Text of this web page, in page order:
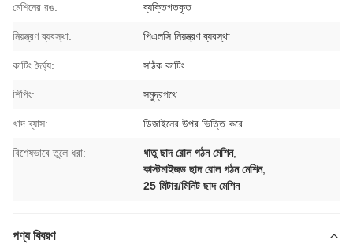
মেশিনের রঙ: ব্যক্তিগতকৃত
নিয়ন্ত্রণ ব্যবস্থা: পিএলসি নিয়ন্ত্রণ ব্যবস্থা
কাটিং দৈর্ঘ্য: সঠিক কাটিং
শিপিং: সমুদ্রপথে
খাদ ব্যাস: ডিজাইনের উপর ভিত্তি করে
বিশেষভাবে তুলে ধরা: ধাতু ছাদ রোল গঠন মেশিন,
কাস্টমাইজড ছাদ রোল গঠন মেশিন,
25 মিটার/মিনিট ছাদ মেশিন
পণ্য বিবরণ